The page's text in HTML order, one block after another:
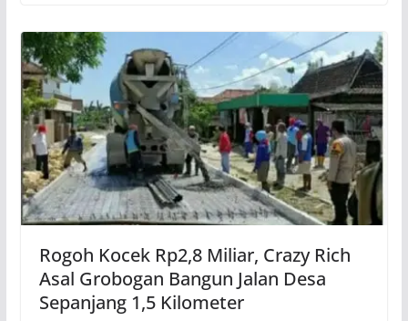
Rogoh Kocek Rp2,8 Miliar, Crazy Rich
Asal Grobogan Bangun Jalan Desa
Sepanjang 1,5 Kilometer